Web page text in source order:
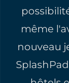
même
nouveau